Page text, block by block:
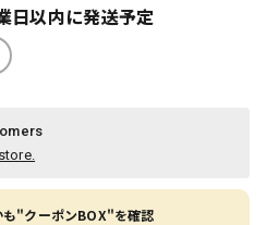
日以内に発送予定
も"クーポンBOX"を確認